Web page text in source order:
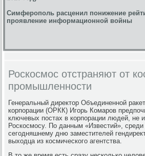
Симферополь расценил понижение
проявление информационной войны
Роскосмос отстраняют от
промышленности
Генеральный директор Объединенной
корпорации (ОРКК) Игорь Комаров
ключевых постах в корпорации людей, не
Роскосмосу. По данным «Известий», среди
сегодняшнему дню заместителей
выходца из космического агентства.